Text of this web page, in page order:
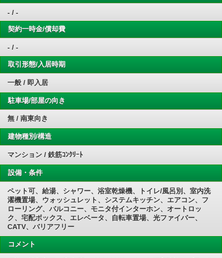
- / -
契約一時金/償却費
- / -
取引形態/入居時期
一般 / 即入居
駐車場/部屋の向き
無 / 南東向き
建物種別/構造
マンション / 鉄筋ｺﾝｸﾘｰﾄ
設備・条件
ペット可、給湯、シャワー、浴室乾燥機、トイレ/風呂別、室内洗
濯機置場、ウォッシュレット、システムキッチン、エアコン、フ
ローリング、バルコニー、モニタ付インターホン、オートロッ
ク、宅配ボックス、エレベータ、自転車置場、光ファイバー、
CATV、バリアフリー
コメント